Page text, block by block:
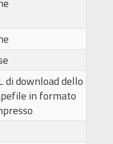
di download dello
in formato